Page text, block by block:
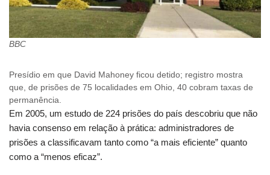
BBC
Presídio em que David Mahoney ficou detido; registro mostra
que, de prisões de 75 localidades em Ohio, 40 cobram taxas de
permanência.
Em 2005, um estudo de 224 prisões do país descobriu que não
havia consenso em relação à prática: administradores de
prisões a classificavam tanto como “a mais eficiente” quanto
como a “menos eficaz”.